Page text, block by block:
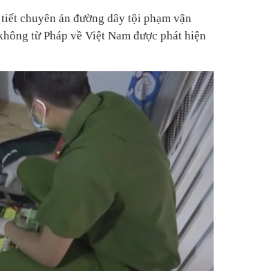
chuyên án đường dây tội phạm vận
từ Pháp về Việt Nam được phát hiện